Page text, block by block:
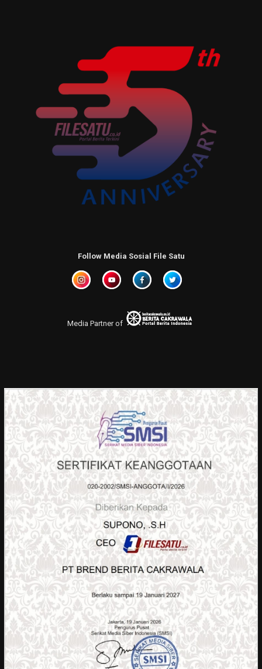
Follow Media Sosial File Satu
Media Partner of